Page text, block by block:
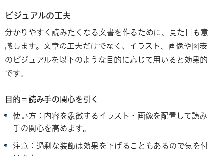
ビジュアルの工夫
分かりやすく読みたくなる文書を作るために、見た目も意
識します。文章の工夫だけでなく、イラスト、画像や図表
のビジュアルを以下のような目的に応じて用いると効果的
です。
目的＝読み手の関心を引く
使い方：内容を象徴するイラスト・画像を配置して読み
手の関心を高めます。
注意：過剰な装飾は効果を下げることもあるので気を付